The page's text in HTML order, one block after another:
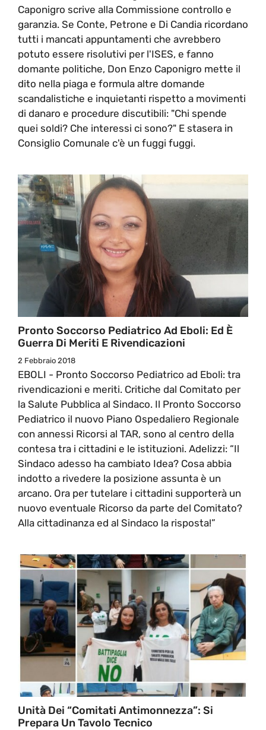
Caponigro scrive alla Commissione controllo e
garanzia. Se Conte, Petrone e Di Candia ricordano
tutti i mancati appuntamenti che avrebbero
potuto essere risolutivi per l'ISES, e fanno
domante politiche, Don Enzo Caponigro mette il
dito nella piaga e formula altre domande
scandalistiche e inquietanti rispetto a movimenti
di danaro e procedure discutibili: "Chi spende
quei soldi? Che interessi ci sono?" E stasera in
Consiglio Comunale c'è un fuggi fuggi.
Pronto Soccorso Pediatrico Ad Eboli: Ed È
Guerra Di Meriti E Rivendicazioni
2 Febbraio 2018
EBOLI - Pronto Soccorso Pediatrico ad Eboli: tra
rivendicazioni e meriti. Critiche dal Comitato per
la Salute Pubblica al Sindaco. Il Pronto Soccorso
Pediatrico il nuovo Piano Ospedaliero Regionale
con annessi Ricorsi al TAR, sono al centro della
contesa tra i cittadini e le istituzioni. Adelizzi: “Il
Sindaco adesso ha cambiato Idea? Cosa abbia
indotto a rivedere la posizione assunta è un
arcano. Ora per tutelare i cittadini supporterà un
nuovo eventuale Ricorso da parte del Comitato?
Alla cittadinanza ed al Sindaco la risposta!”
Unità Dei “Comitati Antimonnezza”: Si
Prepara Un Tavolo Tecnico